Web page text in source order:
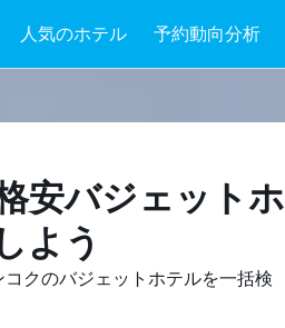
人気のホテル 予約動向分析
安バジェットホ
よう
ク​のバジェットホテルを一括検